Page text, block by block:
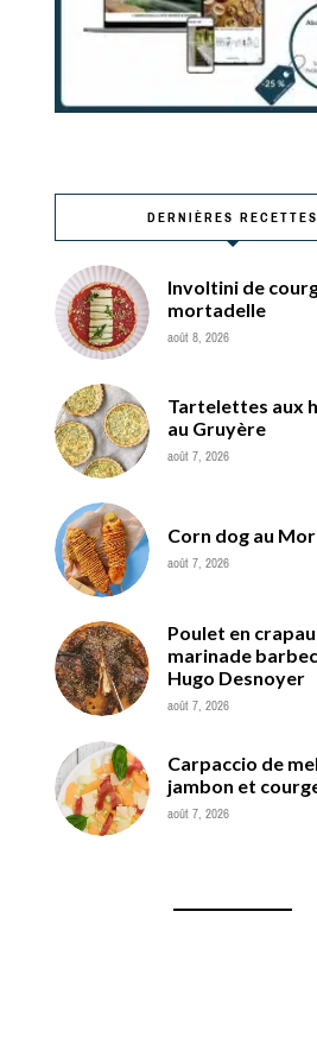
DERNIÈRES RECETTES
Involtini de
mortadelle
août 8, 2026
Tartelettes aux
au Gruyère
août 7, 2026
Corn dog au
août 7, 2026
Poulet en
marinade
Hugo Desnoyer
août 7, 2026
Carpaccio de
jambon et
août 7, 2026